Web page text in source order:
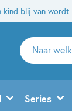
kind blij van wordt
Zoeken
naar
en
Series